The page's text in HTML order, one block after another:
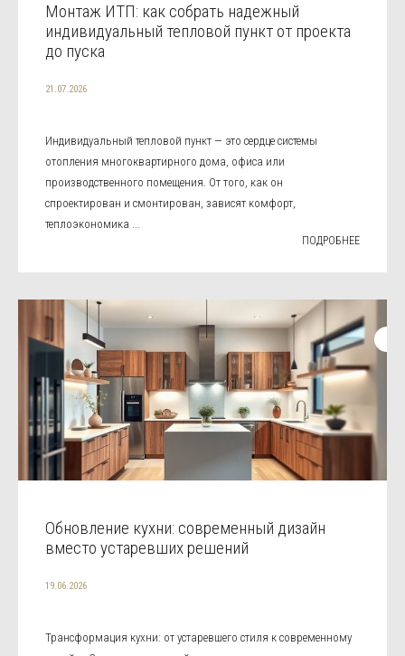
Монтаж ИТП: как собрать надежный
индивидуальный тепловой пункт от проекта
до пуска
21.07.2026
Индивидуальный тепловой пункт — это сердце системы
отопления многоквартирного дома, офиса или
производственного помещения. От того, как он
спроектирован и смонтирован, зависят комфорт,
теплоэкономика ...
ПОДРОБНЕЕ
Обновление кухни: современный дизайн
вместо устаревших решений
19.06.2026
Трансформация кухни: от устаревшего стиля к современному